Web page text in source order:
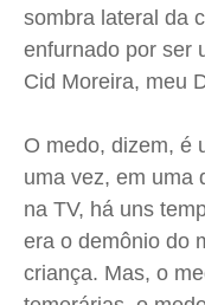
sombra lateral da
enfurnado por ser
Cid Moreira, meu
O medo, dizem, é
uma vez, em uma
na TV, há uns
era o demônio do
criança. Mas, o